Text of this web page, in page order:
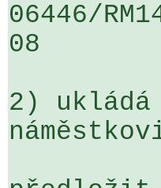
06446/
08
2) ukládá